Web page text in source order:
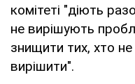
комітеті "діють
не вирішують
знищити тих, хто
вирішити".